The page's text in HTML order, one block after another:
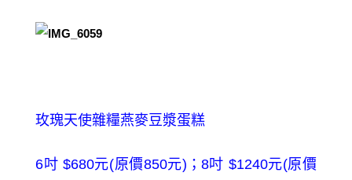
玫瑰天使雜糧燕麥豆漿蛋糕
6吋 $680元(原價850元)；8吋 $1240元(原價